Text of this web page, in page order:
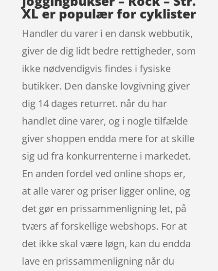
XL er populær for cyklister
Handler du varer i en dansk webbutik,
giver de dig lidt bedre rettigheder, som
ikke nødvendigvis findes i fysiske
butikker. Den danske lovgivning giver
dig 14 dages returret. når du har
handlet dine varer, og i nogle tilfælde
giver shoppen endda mere for at skille
sig ud fra konkurrenterne i markedet.
En anden fordel ved online shops er,
at alle varer og priser ligger online, og
det gør en prissammenligning let, på
tværs af forskellige webshops. For at
det ikke skal være løgn, kan du endda
lave en prissammenligning når du